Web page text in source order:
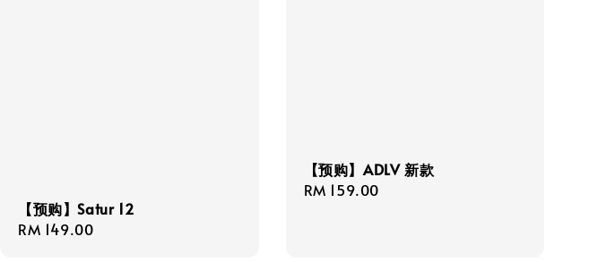
【预购】Satur 12
Regular
RM 149.00
【预购】ADLV 新款
Regular
RM 159.00